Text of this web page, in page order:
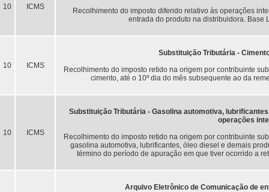
10 ICMS
Recolhimento do imposto diferido relativo às operações
entrada do produto na distribuidora. Base
10 ICMS
Substituição Tributária -
Recolhimento do imposto retido na origem por contribuinte
cimento, até o 10º dia do mês subsequente ao da
10 ICMS
Substituição Tributária - Gasolina automotiva,
operações
Recolhimento do imposto retido na origem por contribuinte
gasolina automotiva, lubrificantes, óleo diesel e demais
término do período de apuração em que tiver ocorrido a
Arquivo Eletrônico de Comunicação de